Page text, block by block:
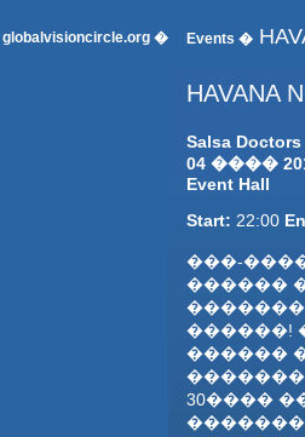
globalvisioncircle.org � Events �
HAVANA
Salsa
04 ����
Event Hall
Start: 22:00
���-
������
������!
������
30����